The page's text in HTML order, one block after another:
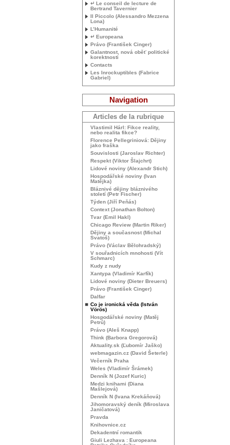
↵ Le conseil de lecture de
Bertrand Tavernier
Il Piccolo (Alessandro Mezzena
Lona)
L’Humanité
↵ Europeana
Právo (František Cinger)
Galantnost, nová oběť politické
korektnosti
Contacts
Les Inrockuptibles (Fabrice
Gabriel)
Navigation
Articles de la rubrique
Vlastimil Hárl: Fikce reality,
nebo realita fikce?
Florence Pellegriniová: Dějiny
jako fraška
Souvislosti (Jaroslav Richter)
Respekt (Viktor Šlajchrt)
Lidové noviny (Alexandr Stich)
Hospodářské noviny (Ivan
Matějka)
Bláznivé dějiny bláznivého
století (Petr Fischer)
Týden (Jiří Peňás)
Context (Jonathan Bolton)
Tvar (Emil Hakl)
Chicago Review (Martin Riker)
Dějiny a současnost (Michal
Svatoš)
Právo (Václav Bělohradský)
V souřadnicích mnohosti (Vít
Schmarc)
Kudy z nudy
Xantypa (Vladimír Karfík)
Lidové noviny (Dieter Breuers)
Právo (František Cinger)
Dalfar
Co je ironická věda (István
Vörös)
Hospodářské noviny (Matěj
Petrů)
Právo (Aleš Knapp)
Think (Barbora Gregorová)
Aktuality.sk (Ľubomír Jaško)
webmagazin.cz (David Šeterle)
Večerník Praha
Weles (Vladimír Šrámek)
Denník N (Jozef Kuric)
Medzi knihami (Diana
Mašlejová)
Denník N (Ivana Krekáňová)
Jihomoravský deník (Miroslava
Janičatová)
Pravda
Knihovnice.cz
Dekadentní romantik
Giuli Lezhava : Europeana